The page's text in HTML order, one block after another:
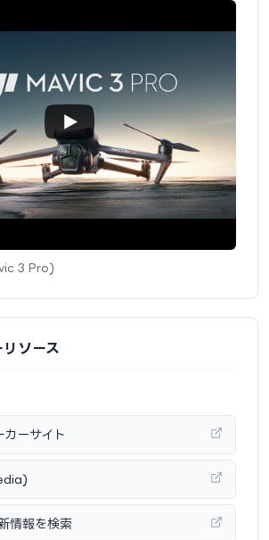
3 Pro)
ソース
ーサイト
情報を検索